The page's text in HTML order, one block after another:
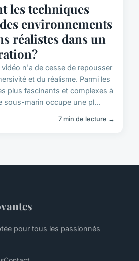
les techniques
environnements
réalistes dans un
n'a de cesse de repousser
et du réalisme. Parmi les
plus fascinants et complexes à
sous-marin occupe une pl...
7 min de lecture →
pour tous les passionnés